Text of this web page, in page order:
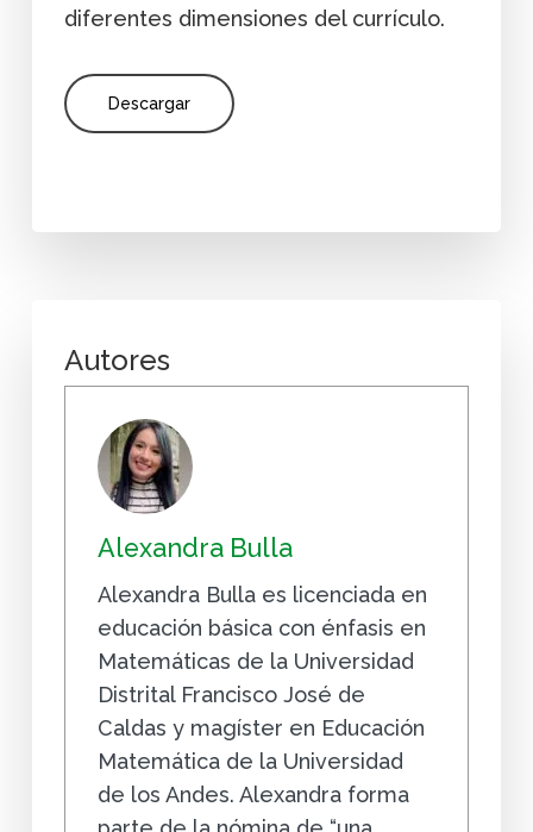
diferentes dimensiones del currículo.
Descargar
Autores
Alexandra Bulla
Alexandra Bulla es licenciada en
educación básica con énfasis en
Matemáticas de la Universidad
Distrital Francisco José de
Caldas y magíster en Educación
Matemática de la Universidad
de los Andes. Alexandra forma